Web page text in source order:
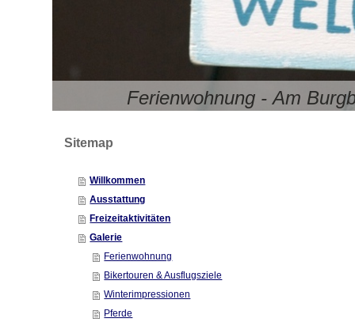
Ferienwohnung - Am
Sitemap
Willkommen
Ausstattung
Freizeitaktivitäten
Galerie
Ferienwohnung
Bikertouren & Ausflugsziele
Winterimpressionen
Pferde